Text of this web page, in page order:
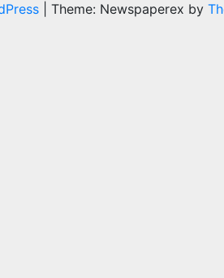
Theme: Newspaperex by